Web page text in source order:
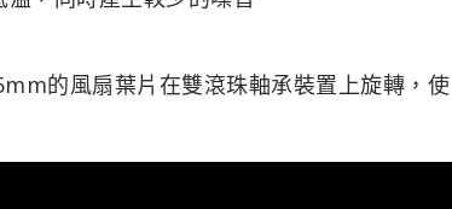
的風扇葉片在雙滾珠軸承裝置上旋轉，使